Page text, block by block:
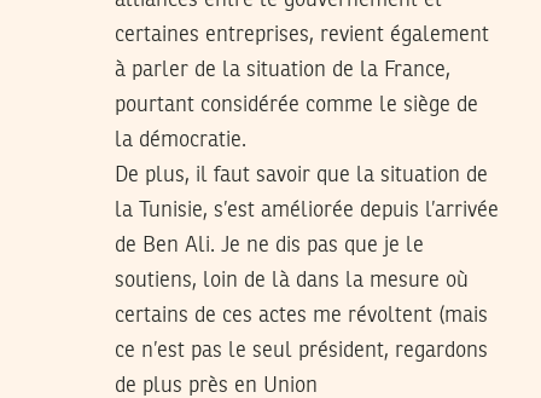
certaines entreprises, revient également
à parler de la situation de la France,
pourtant considérée comme le siège de
la démocratie.
De plus, il faut savoir que la situation de
la Tunisie, s’est améliorée depuis l’arrivée
de Ben Ali. Je ne dis pas que je le
soutiens, loin de là dans la mesure où
certains de ces actes me révoltent (mais
ce n’est pas le seul président, regardons
de plus près en Union